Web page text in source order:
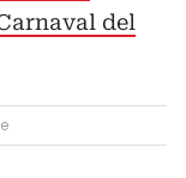
del